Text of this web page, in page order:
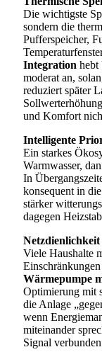
Die wichtigste
sondern die
Pufferspeicher,
Integration hebt
moderat an,
reduziert später
und Komfort
Intelligente
Ein starkes
Warmwasser,
In
konsequent in
stärker
dagegen
Netzdienlichkeit
Viele Haushalte
Wärmepumpe
Optimierung mit
die Anlage
wenn
miteinander
Signal